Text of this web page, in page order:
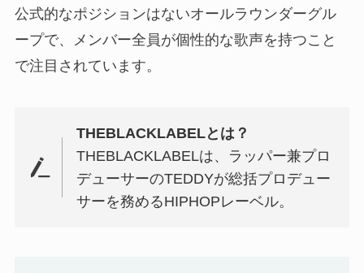
公式的なポジションはないオールラウンダーグル
ープで、メンバー全員が個性的な歌声を持つこと
で注目されています。
THEBLACKLABELとは？
THEBLACKLABELは、ラッパー兼プロ
デューサーのTEDDYが総括プロデュー
サーを務めるHIPHOPレーベル。